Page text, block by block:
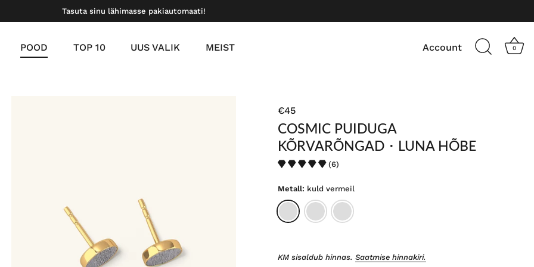
Tasuta sinu lähimasse pakiautomaati!
POOD TOP 10 UUS VALIK MEIST Account 0
€45
COSMIC PUIDUGA
KÕRVARÕNGAD・LUNA HÕBE
(6)
Metall: kuld vermeil
plaatina vermeil
KM sisaldub hinnas. Saatmise hinnakiri.